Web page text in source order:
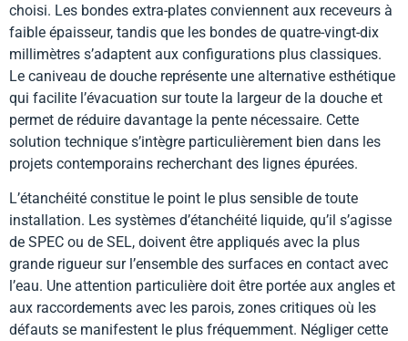
choisi. Les bondes extra-plates conviennent aux receveurs à
faible épaisseur, tandis que les bondes de quatre-vingt-dix
millimètres s’adaptent aux configurations plus classiques.
Le caniveau de douche représente une alternative esthétique
qui facilite l’évacuation sur toute la largeur de la douche et
permet de réduire davantage la pente nécessaire. Cette
solution technique s’intègre particulièrement bien dans les
projets contemporains recherchant des lignes épurées.
L’étanchéité constitue le point le plus sensible de toute
installation. Les systèmes d’étanchéité liquide, qu’il s’agisse
de SPEC ou de SEL, doivent être appliqués avec la plus
grande rigueur sur l’ensemble des surfaces en contact avec
l’eau. Une attention particulière doit être portée aux angles et
aux raccordements avec les parois, zones critiques où les
défauts se manifestent le plus fréquemment. Négliger cette